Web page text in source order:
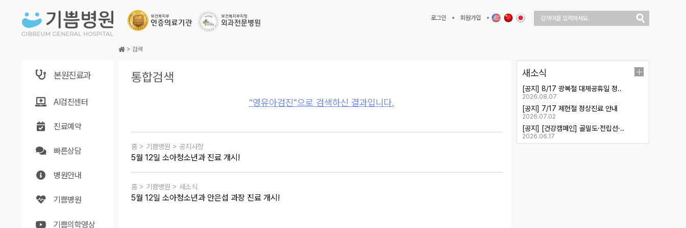
로그인 회원가입
본원진료과
AI검진센터
진료예약
빠른상담
병원안내
기쁨병원
기쁨의학영상
> 검색
통합검색
"영유아검진"으로 검색하신 결과입니다.
홈 > 기쁨병원 > 공지사항
5월 12일 소아청소년과 진료 개시!
홈 > 기쁨병원 > 새소식
5월 12일 소아청소년과 안은섭 과장 진료 개시!
새소식
[공지] 8/17 광복절 대체공휴일 정..
2026.08.07
[공지] 7/17 제헌절 정상진료 안내
2026.07.02
[공지] [건강캠페인] 골밀도·전립선·..
2026.06.17